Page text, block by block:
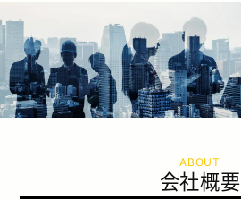
COMPANY
企業情報
TRAINING
ABOUT
会社概要